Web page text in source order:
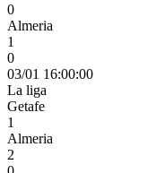
0
Almeria
1
0
03/01 16:00:00
La liga
Getafe
1
Almeria
2